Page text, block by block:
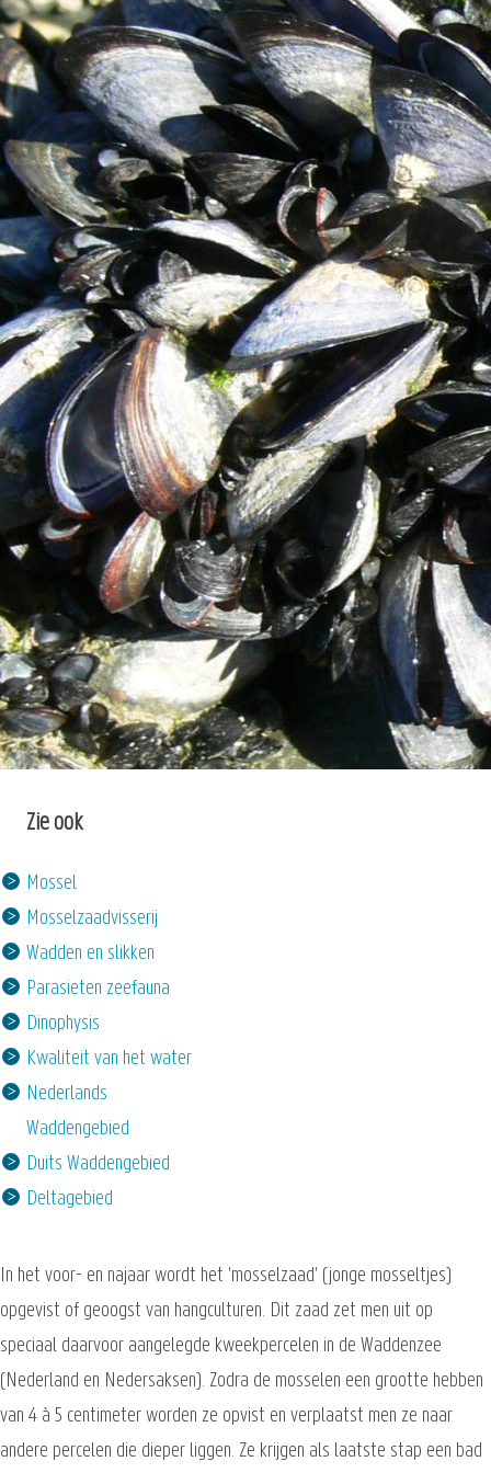
Zie ook
Mossel
Mosselzaadvisserij
Wadden en slikken
Parasieten zeefauna
Dinophysis
Kwaliteit van het water
Nederlands
Waddengebied
Duits Waddengebied
Deltagebied
In het voor- en najaar wordt het 'mosselzaad' (jonge mosseltjes)
opgevist of geoogst van hangculturen. Dit zaad zet men uit op
speciaal daarvoor aangelegde kweekpercelen in de Waddenzee
(Nederland en Nedersaksen). Zodra de mosselen een grootte hebben
van 4 à 5 centimeter worden ze opvist en verplaatst men ze naar
andere percelen die dieper liggen. Ze krijgen als laatste stap een bad